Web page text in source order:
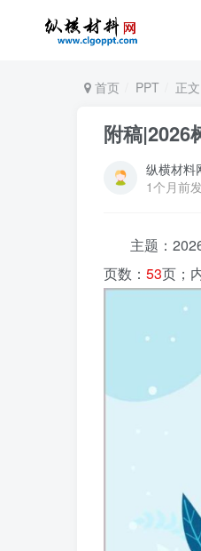
首页 PPT 正文
附稿|2026
纵横材料
1个月前
主题：
页数： 53页；